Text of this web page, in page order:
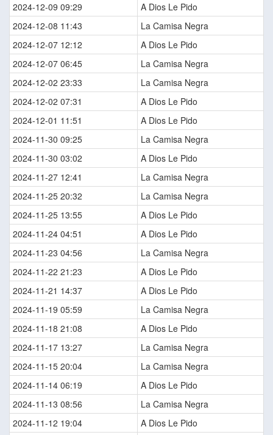
2024-12-09 09:29
A Dios Le Pido
2024-12-08 11:43
La Camisa Negra
2024-12-07 12:12
A Dios Le Pido
2024-12-07 06:45
La Camisa Negra
2024-12-02 23:33
La Camisa Negra
2024-12-02 07:31
A Dios Le Pido
2024-12-01 11:51
A Dios Le Pido
2024-11-30 09:25
La Camisa Negra
2024-11-30 03:02
A Dios Le Pido
2024-11-27 12:41
La Camisa Negra
2024-11-25 20:32
La Camisa Negra
2024-11-25 13:55
A Dios Le Pido
2024-11-24 04:51
A Dios Le Pido
2024-11-23 04:56
La Camisa Negra
2024-11-22 21:23
A Dios Le Pido
2024-11-21 14:37
A Dios Le Pido
2024-11-19 05:59
La Camisa Negra
2024-11-18 21:08
A Dios Le Pido
2024-11-17 13:27
La Camisa Negra
2024-11-15 20:04
La Camisa Negra
2024-11-14 06:19
A Dios Le Pido
2024-11-13 08:56
La Camisa Negra
2024-11-12 19:04
A Dios Le Pido